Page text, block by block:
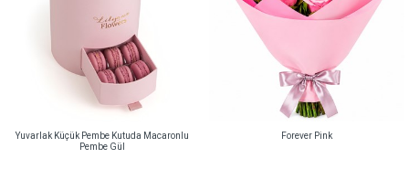
Yuvarlak Küçük Pembe Kutuda Macaronlu
Pembe Gül
Forever Pink